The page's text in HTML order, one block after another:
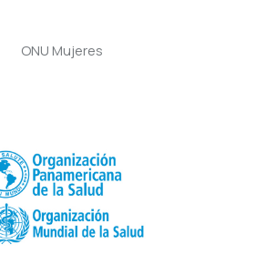
ONU Mujeres